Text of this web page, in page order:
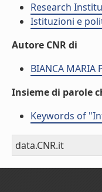
Research
Istituzioni e
Autore CNR di
BIANCA MARIA
Insieme di parole
Keywords of
data.CNR.it